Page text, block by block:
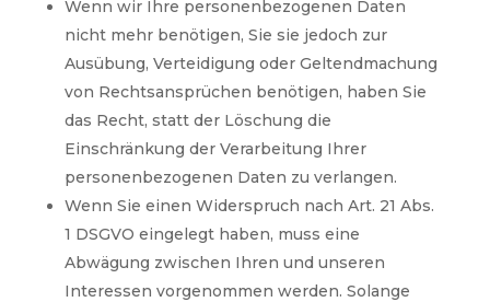
Wenn wir Ihre personenbezogenen Daten
nicht mehr benötigen, Sie sie jedoch zur
Ausübung, Verteidigung oder Geltendmachung
von Rechtsansprüchen benötigen, haben Sie
das Recht, statt der Löschung die
Einschränkung der Verarbeitung Ihrer
personenbezogenen Daten zu verlangen.
Wenn Sie einen Widerspruch nach Art. 21 Abs.
1 DSGVO eingelegt haben, muss eine
Abwägung zwischen Ihren und unseren
Interessen vorgenommen werden. Solange